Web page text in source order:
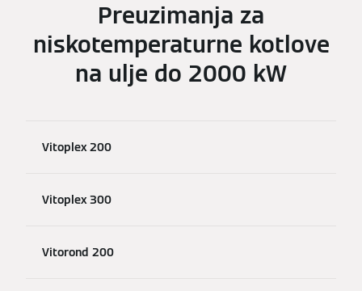
Preuzimanja za
niskotemperaturne kotlove
na ulje do 2000 kW
Vitoplex 200
Vitoplex 300
Vitorond 200